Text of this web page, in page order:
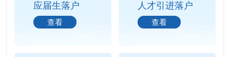
应届生落户
查看
人才引进落户
查看